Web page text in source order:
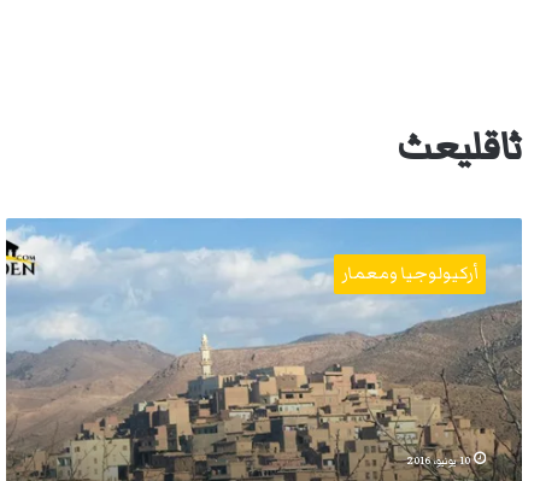
ثاقليعث
ثفيلزي
(منعة)
,
تحفة
معمارية
تعود
إلى
أكثر
أركيولوجيا ومعمار
10 يونيو، 2016